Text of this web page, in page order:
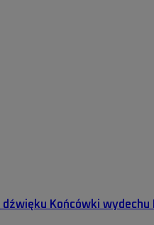
dźwięku Końcówki wydechu